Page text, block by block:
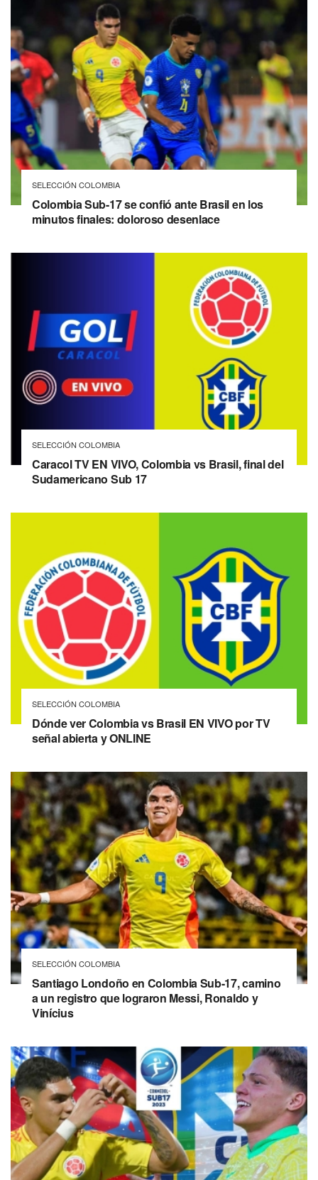
SELECCIÓN COLOMBIA
Colombia Sub-17 se confió ante Brasil en los
minutos finales: doloroso desenlace
SELECCIÓN COLOMBIA
Caracol TV EN VIVO, Colombia vs Brasil, final del
Sudamericano Sub 17
SELECCIÓN COLOMBIA
Dónde ver Colombia vs Brasil EN VIVO por TV
señal abierta y ONLINE
SELECCIÓN COLOMBIA
Santiago Londoño en Colombia Sub-17, camino
a un registro que lograron Messi, Ronaldo y
Vinícius